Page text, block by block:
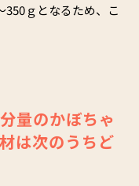
ｇとなるため、こ
量のかぼちゃ
は次のうちど